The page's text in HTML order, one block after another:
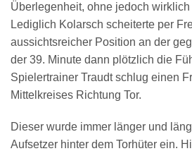
Überlegenheit, ohne jedoch
Lediglich Kolarsch scheiterte per
aussichtsreicher Position an der
der 39. Minute dann plötzlich die
Spielertrainer Traudt schlug einen
Mittelkreises Richtung Tor.
Dieser wurde immer länger und
Aufsetzer hinter dem Torhüter ein.